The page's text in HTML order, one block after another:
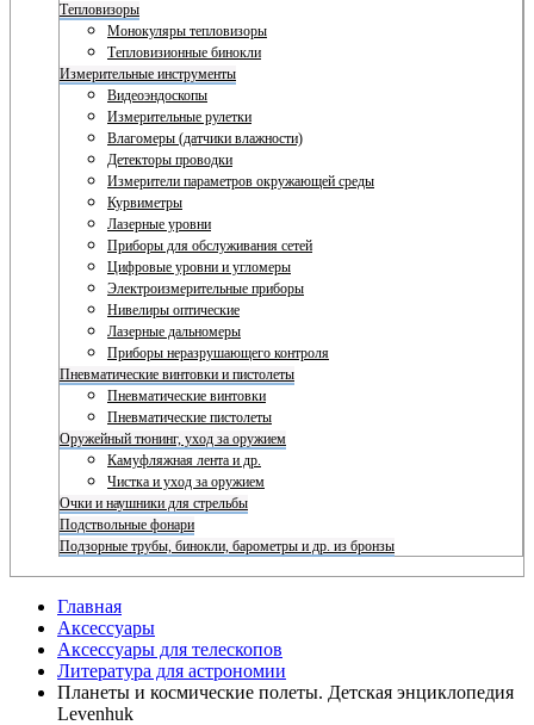
Тепловизоры
Монокуляры тепловизоры
Тепловизионные бинокли
Измерительные инструменты
Видеоэндоскопы
Измерительные рулетки
Влагомеры (датчики влажности)
Детекторы проводки
Измерители параметров окружающей среды
Курвиметры
Лазерные уровни
Приборы для обслуживания сетей
Цифровые уровни и угломеры
Электроизмерительные приборы
Нивелиры оптические
Лазерные дальномеры
Приборы неразрушающего контроля
Пневматические винтовки и пистолеты
Пневматические винтовки
Пневматические пистолеты
Оружейный тюнинг, уход за оружием
Камуфляжная лента и др.
Чистка и уход за оружием
Очки и наушники для стрельбы
Подствольные фонари
Подзорные трубы, бинокли, барометры и др. из бронзы
Главная
Аксессуары
Аксессуары для телескопов
Литература для астрономии
Планеты и космические полеты. Детская энциклопедия
Levenhuk